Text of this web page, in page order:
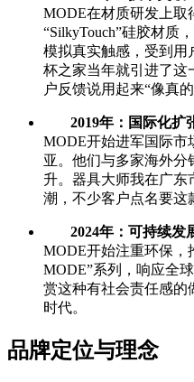
MODE在材质研发上取
“SilkyTouch”硅胶材质
模拟真实触感，受到用
杯之家当年就引进了这
户反馈说用起来“像真的
2019年：国际化扩
MODE开始进军国际市
亚。他们与多家海外分
升。器具大师我在广东
潮，不少客户点名要这
2024年：可持续发
MODE开始注重环保，
MODE”系列，响应全
赏这种有社会责任感的
时代。
品牌定位与理念